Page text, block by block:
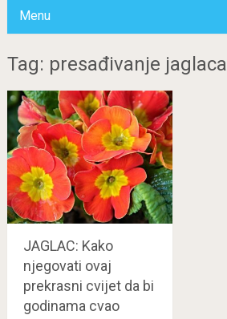
Menu
Tag: presađivanje jaglaca
JAGLAC: Kako
njegovati ovaj
prekrasni cvijet da bi
godinama cvao